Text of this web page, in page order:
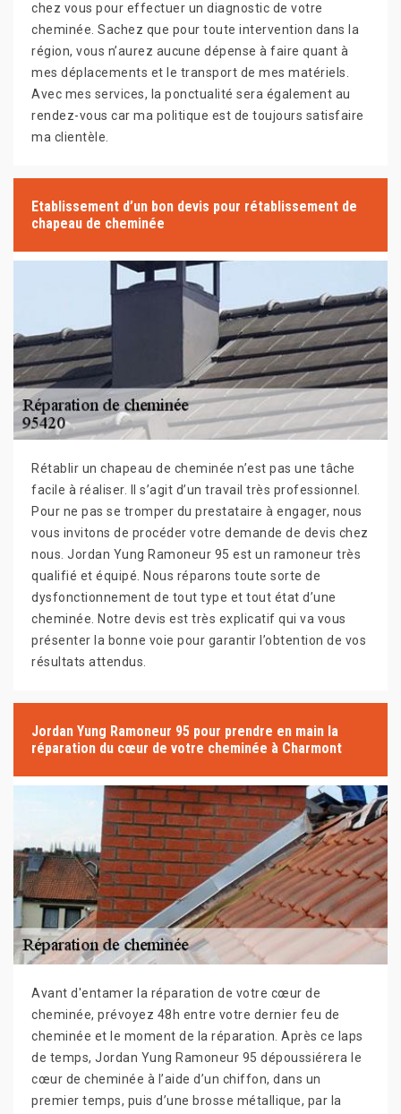
chez vous pour effectuer un diagnostic de votre
cheminée. Sachez que pour toute intervention dans la
région, vous n’aurez aucune dépense à faire quant à
mes déplacements et le transport de mes matériels.
Avec mes services, la ponctualité sera également au
rendez-vous car ma politique est de toujours satisfaire
ma clientèle.
Etablissement d’un bon devis pour rétablissement de
chapeau de cheminée
Rétablir un chapeau de cheminée n’est pas une tâche
facile à réaliser. Il s’agit d’un travail très professionnel.
Pour ne pas se tromper du prestataire à engager, nous
vous invitons de procéder votre demande de devis chez
nous. Jordan Yung Ramoneur 95 est un ramoneur très
qualifié et équipé. Nous réparons toute sorte de
dysfonctionnement de tout type et tout état d’une
cheminée. Notre devis est très explicatif qui va vous
présenter la bonne voie pour garantir l’obtention de vos
résultats attendus.
Jordan Yung Ramoneur 95 pour prendre en main la
réparation du cœur de votre cheminée à Charmont
Avant d'entamer la réparation de votre cœur de
cheminée, prévoyez 48h entre votre dernier feu de
cheminée et le moment de la réparation. Après ce laps
de temps, Jordan Yung Ramoneur 95 dépoussiérera le
cœur de cheminée à l’aide d’un chiffon, dans un
premier temps, puis d’une brosse métallique, par la